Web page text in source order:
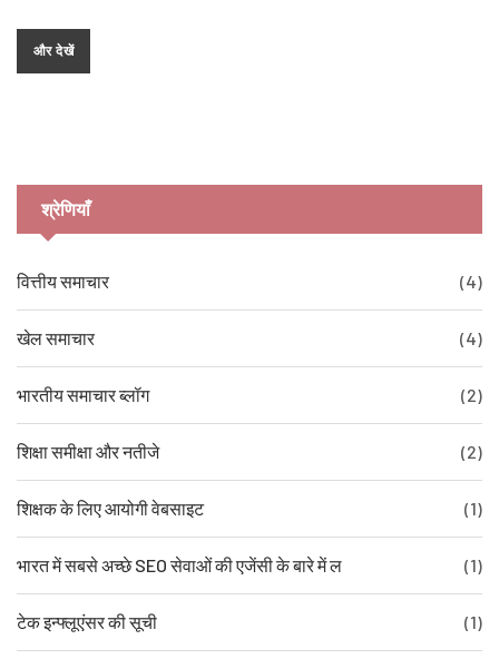
मजेदार और लाभदायक विकल्प हो सकता है। लेकिन अगर आपको बड़ी ब्रांड्स के
साथ काम करना पसंद है, तो एक SEO मैनेजर या SEO डायरेक्टर की भूमिका
और देखें
श्रेणियाँ
वित्तीय समाचार (4)
खेल समाचार (4)
भारतीय समाचार ब्लॉग (2)
शिक्षा समीक्षा और नतीजे (2)
शिक्षक के लिए आयोगी वेबसाइट (1)
भारत में सबसे अच्छे SEO सेवाओं की एजेंसी के बारे में ल (1)
टेक इन्फ्लूएंसर की सूची (1)